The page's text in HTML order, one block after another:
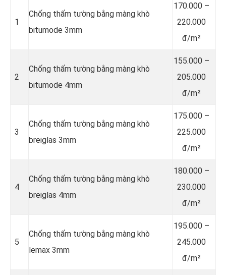
1
Chống thấm tường bằng màng khò
bitumode 3mm
170.000 –
220.000
đ/m²
2
Chống thấm tường bằng màng khò
bitumode 4mm
155.000 –
205.000
đ/m²
3
Chống thấm tường bằng màng khò
breiglas 3mm
175.000 –
225.000
đ/m²
4
Chống thấm tường bằng màng khò
breiglas 4mm
180.000 –
230.000
đ/m²
5
Chống thấm tường bằng màng khò
lemax 3mm
195.000 –
245.000
đ/m²